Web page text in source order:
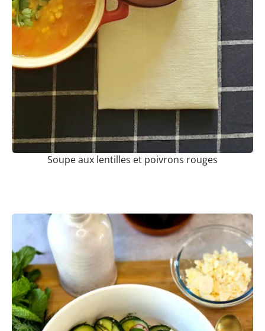
Soupe aux lentilles et poivrons rouges